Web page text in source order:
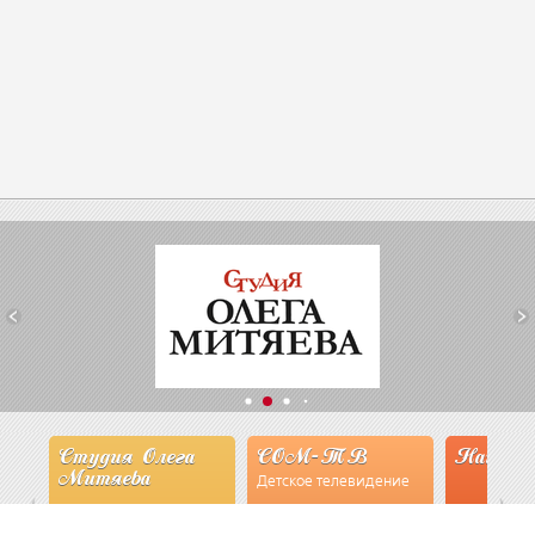
Студия Олега
Митяева
СОМ-ТВ
Детское телевидение
Наши